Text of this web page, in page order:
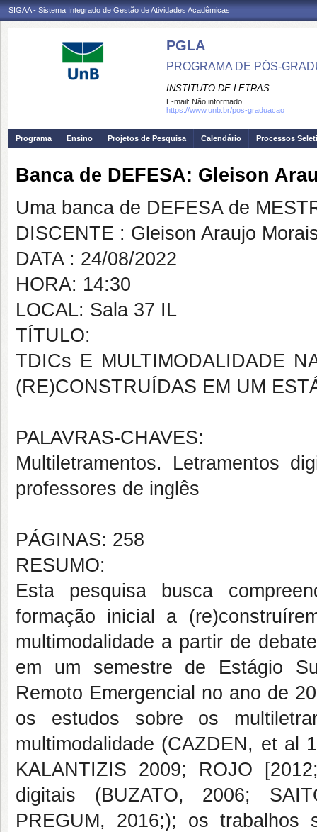
SIGAA - Sistema Integrado de Gestão de Atividades Acadêmicas
PGLA
PROGRAMA DE PÓS-
INSTITUTO DE LETRAS
E-mail: Não informado
https://www.unb.br/pos-graduacao
Programa Ensino Projetos de Pesquisa Calendário Processos
Banca de DEFESA: Gleison
Uma banca de DEFESA de
DISCENTE : Gleison Araujo
DATA : 24/08/2022
HORA: 14:30
LOCAL: Sala 37 IL
TÍTULO:
TDICs E MULTIMODALIDADE
(RE)CONSTRUÍDAS EM UM
PALAVRAS-CHAVES:
Multiletramentos. Letramentos
professores de inglês
PÁGINAS: 258
RESUMO:
Esta pesquisa busca
formação inicial a
multimodalidade a partir de
em um semestre de Estágio
Remoto Emergencial no ano de
os estudos sobre os
multimodalidade (CAZDEN, et al
KALANTIZIS 2009; ROJO
digitais (BUZATO, 2006;
PREGUM, 2016;); os